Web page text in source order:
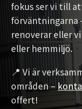
fokus ser vi till
förväntningarna
renoverar eller
eller hemmiljö.
📍 Vi är
områden –
offert!